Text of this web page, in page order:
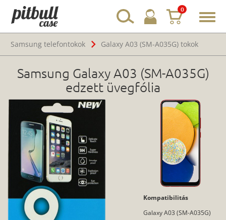
0
Samsung telefontokok
Galaxy A03 (SM-A035G) tokok
Samsung Galaxy A03 (SM-A035G)
edzett üvegfólia
Kompatibilitás
Galaxy A03 (SM-A035G)